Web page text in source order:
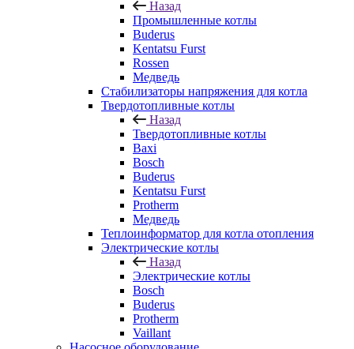
Назад
Промышленные котлы
Buderus
Kentatsu Furst
Rossen
Медведь
Стабилизаторы напряжения для котла
Твердотопливные котлы
Назад
Твердотопливные котлы
Baxi
Bosch
Buderus
Kentatsu Furst
Protherm
Медведь
Теплоинформатор для котла отопления
Электрические котлы
Назад
Электрические котлы
Bosch
Buderus
Protherm
Vaillant